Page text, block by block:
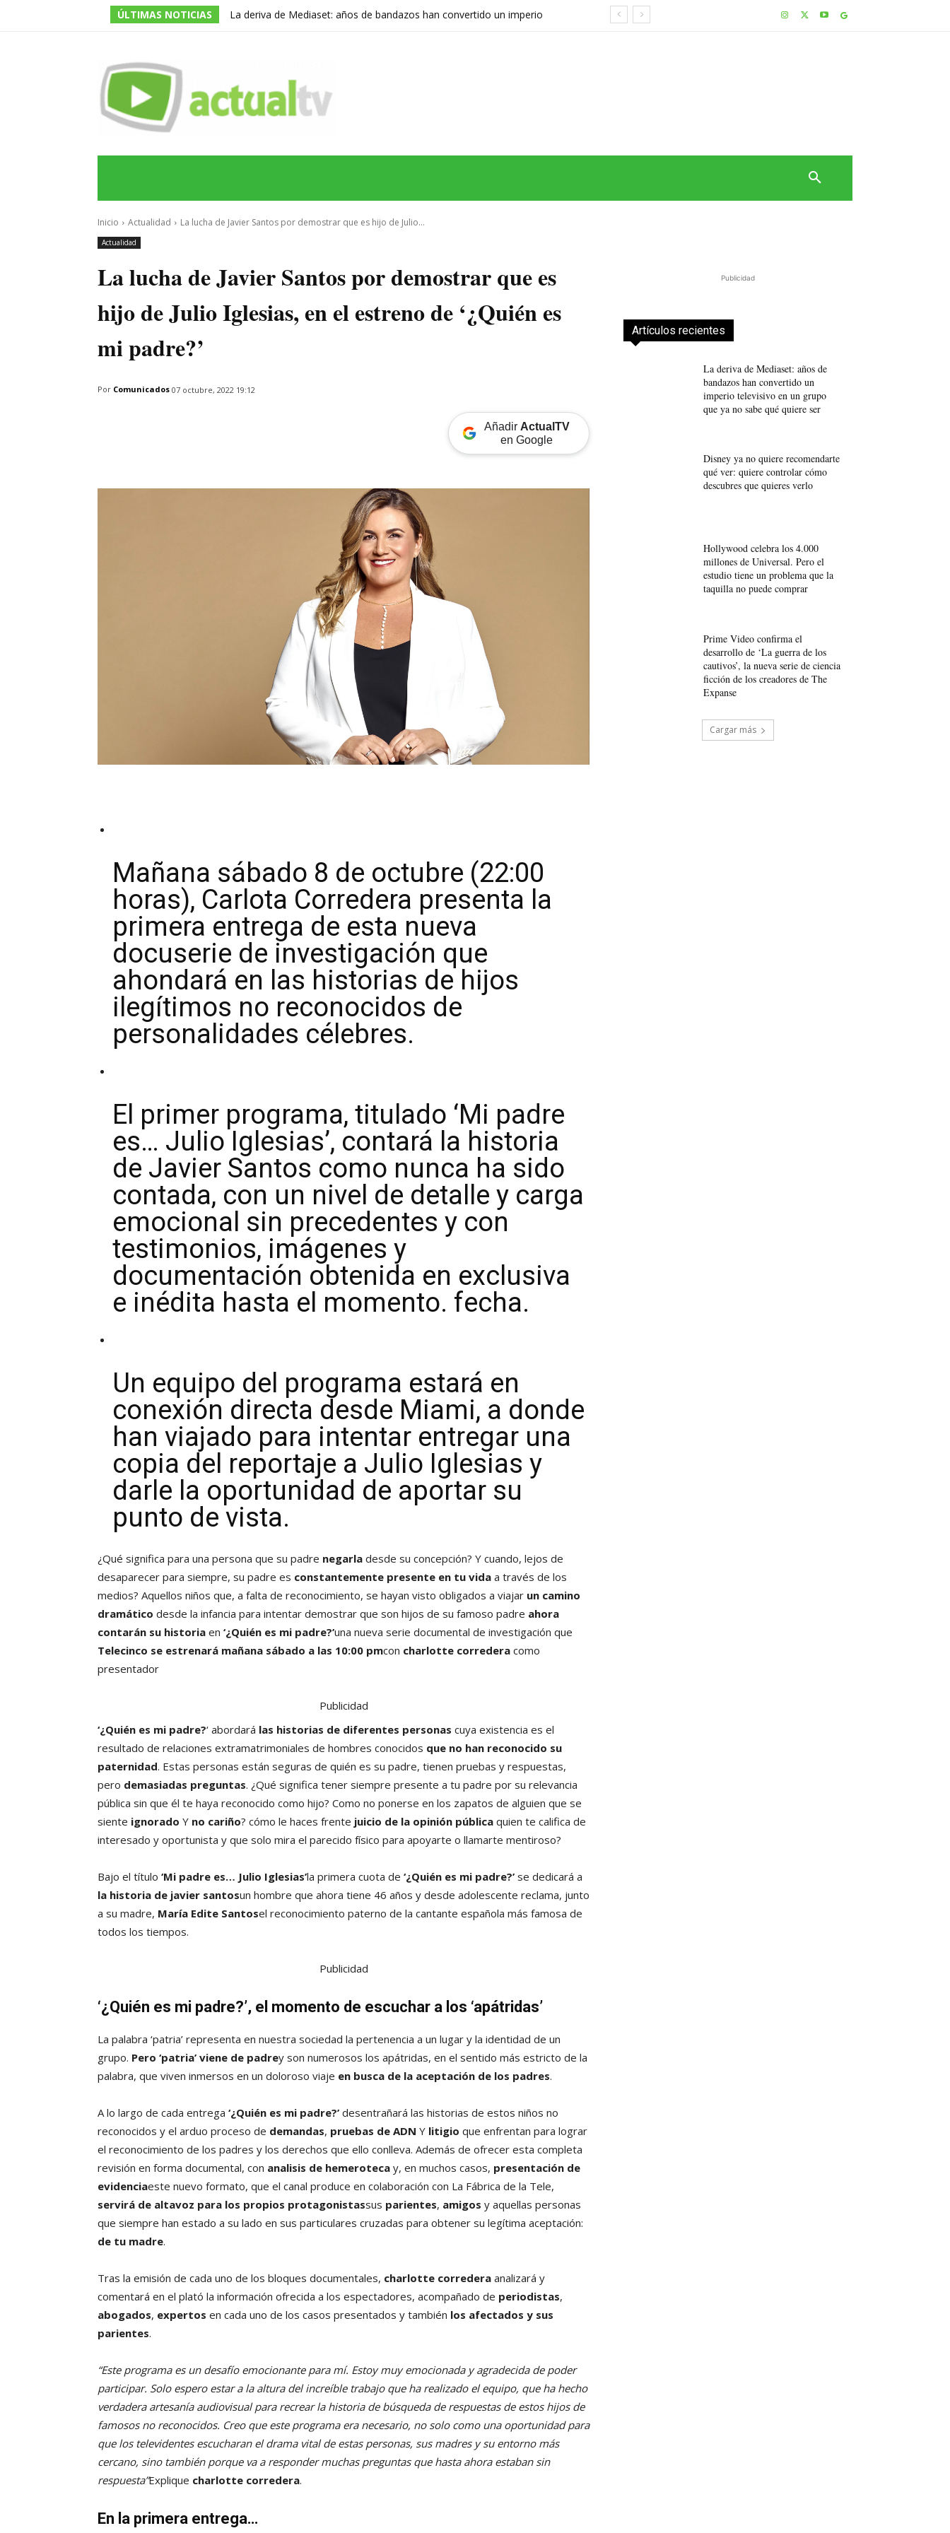
ÚLTIMAS NOTICIAS
La deriva de Mediaset: años de bandazos han convertido un imperio
Inicio Actualidad La lucha de Javier Santos por demostrar que es hijo de Julio...
Actualidad
La lucha de Javier Santos por demostrar que es
hijo de Julio Iglesias, en el estreno de ‘¿Quién es
mi padre?’
Por Comunicados 07 octubre, 2022 19:12
Añadir ActualTV
en Google
Mañana sábado 8 de octubre (22:00
horas), Carlota Corredera presenta la
primera entrega de esta nueva
docuserie de investigación que
ahondará en las historias de hijos
ilegítimos no reconocidos de
personalidades célebres.
El primer programa, titulado ‘Mi padre
es… Julio Iglesias’, contará la historia
de Javier Santos como nunca ha sido
contada, con un nivel de detalle y carga
emocional sin precedentes y con
testimonios, imágenes y
documentación obtenida en exclusiva
e inédita hasta el momento. fecha.
Un equipo del programa estará en
conexión directa desde Miami, a donde
han viajado para intentar entregar una
copia del reportaje a Julio Iglesias y
darle la oportunidad de aportar su
punto de vista.
¿Qué significa para una persona que su padre negarla desde su concepción? Y cuando, lejos de
desaparecer para siempre, su padre es constantemente presente en tu vida a través de los
medios? Aquellos niños que, a falta de reconocimiento, se hayan visto obligados a viajar un camino
dramático desde la infancia para intentar demostrar que son hijos de su famoso padre ahora
contarán su historia en ‘¿Quién es mi padre?’una nueva serie documental de investigación que
Telecinco se estrenará mañana sábado a las 10:00 pmcon charlotte corredera como
presentador
Publicidad
‘¿Quién es mi padre?‘ abordará las historias de diferentes personas cuya existencia es el
resultado de relaciones extramatrimoniales de hombres conocidos que no han reconocido su
paternidad. Estas personas están seguras de quién es su padre, tienen pruebas y respuestas,
pero demasiadas preguntas. ¿Qué significa tener siempre presente a tu padre por su relevancia
pública sin que él te haya reconocido como hijo? Como no ponerse en los zapatos de alguien que se
siente ignorado Y no cariño? cómo le haces frente juicio de la opinión pública quien te califica de
interesado y oportunista y que solo mira el parecido físico para apoyarte o llamarte mentiroso?
Bajo el título ‘Mi padre es… Julio Iglesias’la primera cuota de ‘¿Quién es mi padre?’ se dedicará a
la historia de javier santosun hombre que ahora tiene 46 años y desde adolescente reclama, junto
a su madre, María Edite Santosel reconocimiento paterno de la cantante española más famosa de
todos los tiempos.
Publicidad
‘¿Quién es mi padre?’, el momento de escuchar a los ‘apátridas’
La palabra ‘patria’ representa en nuestra sociedad la pertenencia a un lugar y la identidad de un
grupo. Pero ‘patria’ viene de padrey son numerosos los apátridas, en el sentido más estricto de la
palabra, que viven inmersos en un doloroso viaje en busca de la aceptación de los padres.
A lo largo de cada entrega ‘¿Quién es mi padre?’ desentrañará las historias de estos niños no
reconocidos y el arduo proceso de demandas, pruebas de ADN Y litigio que enfrentan para lograr
el reconocimiento de los padres y los derechos que ello conlleva. Además de ofrecer esta completa
revisión en forma documental, con analisis de hemeroteca y, en muchos casos, presentación de
evidenciaeste nuevo formato, que el canal produce en colaboración con La Fábrica de la Tele,
servirá de altavoz para los propios protagonistassus parientes, amigos y aquellas personas
que siempre han estado a su lado en sus particulares cruzadas para obtener su legítima aceptación:
de tu madre.
Tras la emisión de cada uno de los bloques documentales, charlotte corredera analizará y
comentará en el plató la información ofrecida a los espectadores, acompañado de periodistas,
abogados, expertos en cada uno de los casos presentados y también los afectados y sus
parientes.
“Este programa es un desafío emocionante para mí. Estoy muy emocionada y agradecida de poder
participar. Solo espero estar a la altura del increíble trabajo que ha realizado el equipo, que ha hecho
verdadera artesanía audiovisual para recrear la historia de búsqueda de respuestas de estos hijos de
famosos no reconocidos. Creo que este programa era necesario, no solo como una oportunidad para
que los televidentes escucharan el drama vital de estas personas, sus madres y su entorno más
cercano, sino también porque va a responder muchas preguntas que hasta ahora estaban sin
respuesta”Explique charlotte corredera.
En la primera entrega…
Publicidad
Artículos recientes
La deriva de Mediaset: años de
bandazos han convertido un
imperio televisivo en un grupo
que ya no sabe qué quiere ser
Disney ya no quiere recomendarte
qué ver: quiere controlar cómo
descubres que quieres verlo
Hollywood celebra los 4.000
millones de Universal. Pero el
estudio tiene un problema que la
taquilla no puede comprar
Prime Video confirma el
desarrollo de ‘La guerra de los
cautivos’, la nueva serie de ciencia
ficción de los creadores de The
Expanse
Cargar más